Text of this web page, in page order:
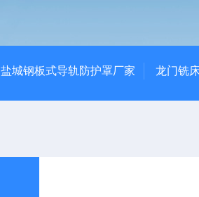
盐城钢板式导轨防护罩厂家 龙门铣